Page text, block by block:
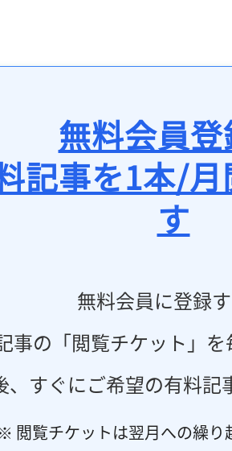
無料会員
記事を1本/
す
無料会員に登録
事の「閲覧チケット」
、すぐにご希望の有料記
※ 閲覧チケットは翌月への繰り